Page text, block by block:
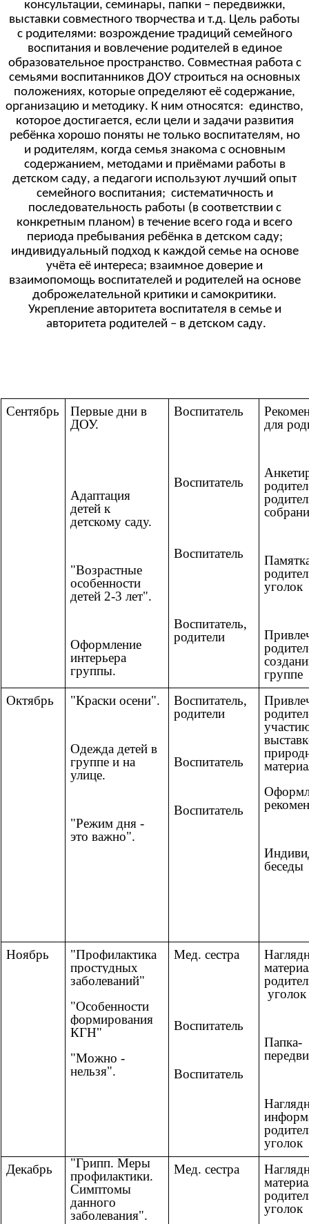
консультации, семинары, папки – передвижки,
выставки совместного творчества и т.д. Цель работы
с родителями: возрождение традиций семейного
воспитания и вовлечение родителей в единое
образовательное пространство. Совместная работа с
семьями воспитанников ДОУ строиться на основных
положениях, которые определяют её содержание,
организацию и методику. К ним относятся: единство,
которое достигается, если цели и задачи развития
ребёнка хорошо поняты не только воспитателям, но
и родителям, когда семья знакома с основным
содержанием, методами и приёмами работы в
детском саду, а педагоги используют лучший опыт
семейного воспитания; систематичность и
последовательность работы (в соответствии с
конкретным планом) в течение всего года и всего
периода пребывания ребёнка в детском саду;
индивидуальный подход к каждой семье на основе
учёта её интереса; взаимное доверие и
взаимопомощь воспитателей и родителей на основе
доброжелательной критики и самокритики.
Укрепление авторитета воспитателя в семье и
авторитета родителей – в детском саду.
Сентябрь
Первые дни в
ДОУ.
Адаптация
детей к
детскому саду.
"Возрастные
особенности
детей 2-3 лет".
Оформление
интерьера
группы.
Воспитатель
Воспитатель
Воспитатель
Воспитатель,
родители
для
уголок
группе
Октябрь
"Краски осени".
Одежда детей в
группе и на
улице.
"Режим дня -
это важно".
Воспитатель,
родители
Воспитатель
Воспитатель
Ноябрь
"Профилактика
простудных
заболеваний"
"Особенности
формирования
КГН"
"Можно -
нельзя".
Мед. сестра
Воспитатель
Воспитатель
уголок
Папка-
уголок
Декабрь
"Грипп. Меры
профилактики.
Симптомы
данного
заболевания".
Мед. сестра
уголок